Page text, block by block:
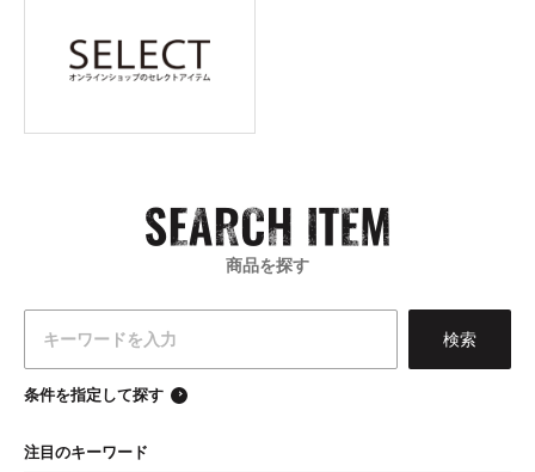
商品を探す
条件を指定して探す
注目のキーワード